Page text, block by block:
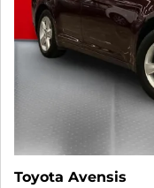
Toyota Avensis